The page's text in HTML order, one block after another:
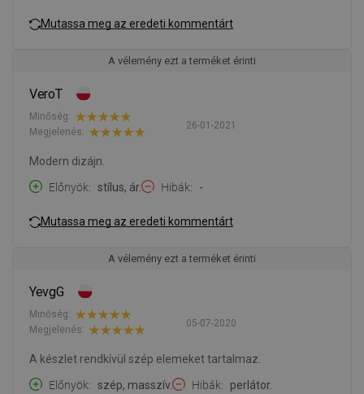
Mutassa meg az eredeti kommentárt
A vélemény ezt a terméket érinti
VeroT
26-01-2021
Minőség:
Megjelenés:
Modern dizájn.
Előnyök
stílus, ár. Hibák -
Mutassa meg az eredeti kommentárt
A vélemény ezt a terméket érinti
YevgG
05-07-2020
Minőség:
Megjelenés:
A készlet rendkívül szép elemeket tartalmaz.
Előnyök
szép, masszív. Hibák perlátor.